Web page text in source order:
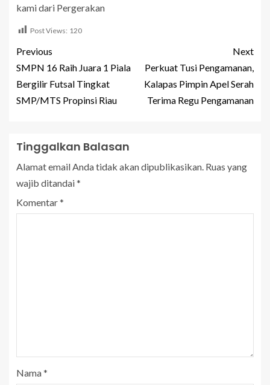
kami dari Pergerakan
Post Views: 120
Previous
SMPN 16 Raih Juara 1 Piala
Bergilir Futsal Tingkat
SMP/MTS Propinsi Riau
Next
Perkuat Tusi Pengamanan,
Kalapas Pimpin Apel Serah
Terima Regu Pengamanan
Tinggalkan Balasan
Alamat email Anda tidak akan dipublikasikan. Ruas yang
wajib ditandai*
Komentar*
Nama*